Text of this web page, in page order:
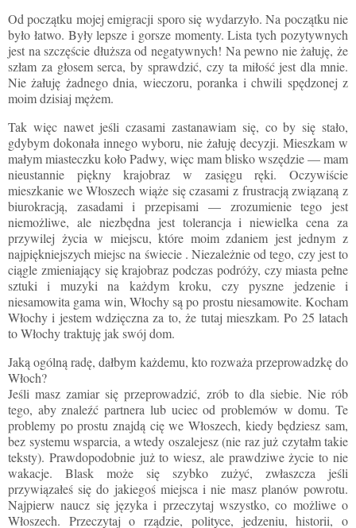
Od początku mojej emigracji sporo się wydarzyło. Na początku nie
było łatwo. Były lepsze i gorsze momenty. Lista tych pozytywnych
jest na szczęście dłuższa od negatywnych! Na pewno nie żałuję, że
szłam za głosem serca, by sprawdzić, czy ta miłość jest dla mnie.
Nie żałuję żadnego dnia, wieczoru, poranka i chwili spędzonej z
moim dzisiaj mężem.
Tak więc nawet jeśli czasami zastanawiam się, co by się stało,
gdybym dokonała innego wyboru, nie żałuję decyzji. Mieszkam w
małym miasteczku koło Padwy, więc mam blisko wszędzie — mam
nieustannie piękny krajobraz w zasięgu ręki. Oczywiście
mieszkanie we Włoszech wiąże się czasami z frustracją związaną z
biurokracją, zasadami i przepisami — zrozumienie tego jest
niemożliwe, ale niezbędna jest tolerancja i niewielka cena za
przywilej życia w miejscu, które moim zdaniem jest jednym z
najpiękniejszych miejsc na świecie . Niezależnie od tego, czy jest to
ciągle zmieniający się krajobraz podczas podróży, czy miasta pełne
sztuki i muzyki na każdym kroku, czy pyszne jedzenie i
niesamowita gama win, Włochy są po prostu niesamowite. Kocham
Włochy i jestem wdzięczna za to, że tutaj mieszkam. Po 25 latach
to Włochy traktuję jak swój dom.
Jaką ogólną radę, dałbym każdemu, kto rozważa przeprowadzkę do
Włoch?
Jeśli masz zamiar się przeprowadzić, zrób to dla siebie. Nie rób
tego, aby znaleźć partnera lub uciec od problemów w domu. Te
problemy po prostu znajdą cię we Włoszech, kiedy będziesz sam,
bez systemu wsparcia, a wtedy oszalejesz (nie raz już czytałm takie
teksty). Prawdopodobnie już to wiesz, ale prawdziwe życie to nie
wakacje. Blask może się szybko zużyć, zwłaszcza jeśli
przywiązałeś się do jakiegoś miejsca i nie masz planów powrotu.
Najpierw naucz się języka i przeczytaj wszystko, co możliwe o
Włoszech. Przeczytaj o rządzie, polityce, jedzeniu, historii, o